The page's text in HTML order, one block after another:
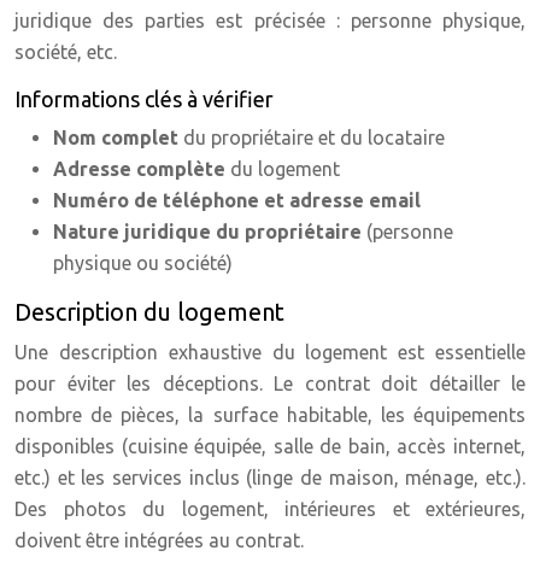
juridique des parties est précisée : personne physique,
société, etc.
Informations clés à vérifier
Nom complet du propriétaire et du locataire
Adresse complète du logement
Numéro de téléphone et adresse email
Nature juridique du propriétaire (personne
physique ou société)
Description du logement
Une description exhaustive du logement est essentielle
pour éviter les déceptions. Le contrat doit détailler le
nombre de pièces, la surface habitable, les équipements
disponibles (cuisine équipée, salle de bain, accès internet,
etc.) et les services inclus (linge de maison, ménage, etc.).
Des photos du logement, intérieures et extérieures,
doivent être intégrées au contrat.